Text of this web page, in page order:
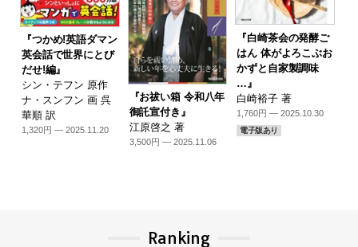
『つかめ!英語ダマン
英会話で世界にとび
だせ!編』
シン・テフン 原作
ナ・スンフン 画 呉
華順 訳
1,320円 — 2025.11.20
『お祓い箱 令和八年
御託宣付き』
江原啓之 著
3,500円 — 2025.11.06
『白崎茶会の発酵ご
はん 体がよろこぶお
かずと自家製調味
…』
白崎裕子 著
1,760円 — 2025.10.30
電子版あり
Ranking